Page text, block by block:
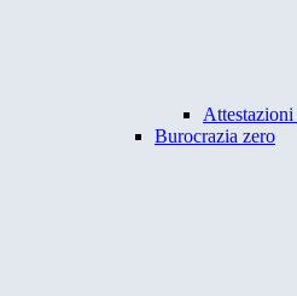
Burocrazia zero